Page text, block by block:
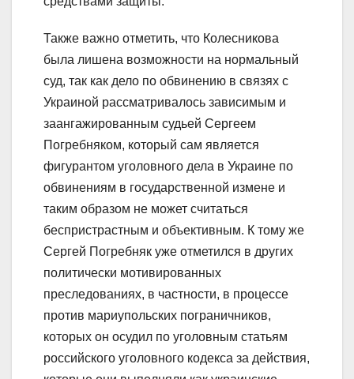
Также важно отметить, что Колесникова
была лишена возможности на нормальный
суд, так как дело по обвинению в связях с
Украиной рассматривалось зависимым и
заангажированным судьей Сергеем
Погребняком, который сам является
фигурантом уголовного дела в Украине по
обвинениям в государственной измене и
таким образом не может считаться
беспристрастным и объективным. К тому же
Сергей Погребняк уже отметился в других
политически мотивированных
преследованиях, в частности, в процессе
против мариупольских пограничников,
которых он осудил по уголовным статьям
российского уголовного кодекса за действия,